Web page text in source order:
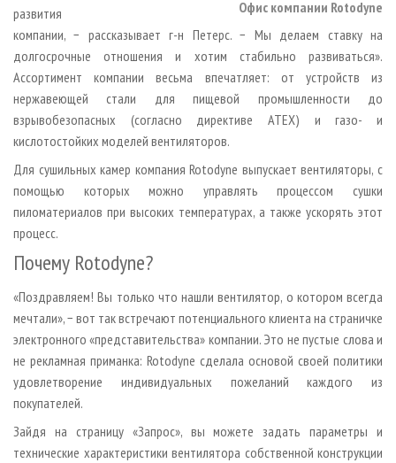
Офис компании Rotodyne
развития
компании, − рассказывает г-н Петерс. − Мы делаем ставку на
долгосрочные отношения и хотим стабильно развиваться».
Ассортимент компании весьма впечатляет: от устройств из
нержавеющей стали для пищевой промышленности до
взрывобезопасных (согласно директиве АТЕХ) и газо- и
кислотостойких моделей вентиляторов.
Для сушильных камер компания Rotodyne выпускает вентиляторы, с
помощью которых можно управлять процессом сушки
пиломатериалов при высоких температурах, а также ускорять этот
процесс.
Почему Rotodyne?
«Поздравляем! Вы только что нашли вентилятор, о котором всегда
мечтали», − вот так встречают потенциального клиента на страничке
электронного «представительства» компании. Это не пустые слова и
не рекламная приманка: Rotodyne сделала основой своей политики
удовлетворение индивидуальных пожеланий каждого из
покупателей.
Зайдя на страницу «Запрос», вы можете задать параметры и
технические характеристики вентилятора собственной конструкции